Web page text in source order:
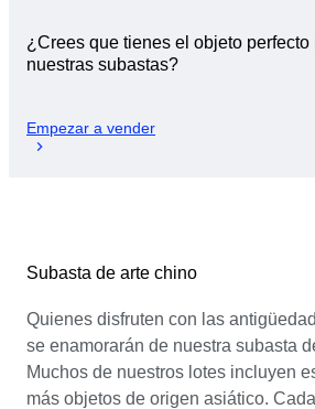
¿Crees que tienes el objeto perfecto
nuestras subastas?
Empezar a vender
Subasta de arte chino
Quienes disfruten con las
se enamorarán de nuestra subasta
Muchos de nuestros lotes incluyen
más objetos de origen asiático.